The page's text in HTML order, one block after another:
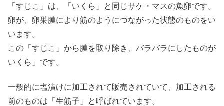
「すじこ」は、「いくら」と同じサケ・マスの魚卵です。
卵が、卵巣膜により筋のようにつながった状態のものをい
います。
この「すじこ」から膜を取り除き、バラバラにしたものが
いくら」です。
一般的に塩漬けに加工されて販売されていて、加工される
前のものは「生筋子」と呼ばれています。